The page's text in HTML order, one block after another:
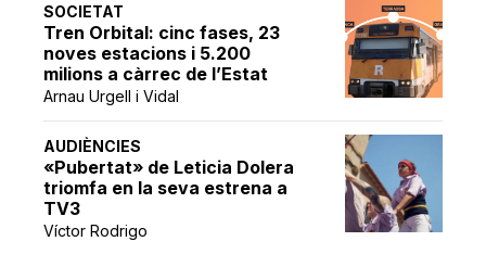
SOCIETAT
Tren Orbital: cinc fases, 23
noves estacions i 5.200
milions a càrrec de l’Estat
Arnau Urgell i Vidal
AUDIÈNCIES
«Pubertat» de Leticia Dolera
triomfa en la seva estrena a
TV3
Víctor Rodrigo